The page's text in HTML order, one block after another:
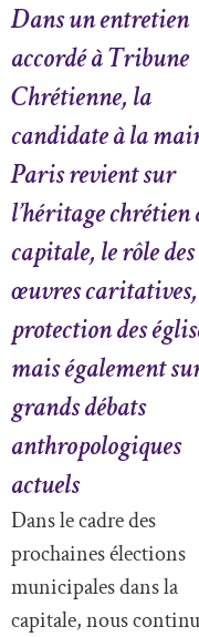
Dans un entretien
accordé à Tribune
Chrétienne, la
candidate à la
Paris revient sur
l’héritage chrétien
capitale, le rôle des
œuvres
protection des
mais également
grands débats
anthropologiques
actuels
Dans le cadre des
prochaines élections
municipales dans la
capitale, nous